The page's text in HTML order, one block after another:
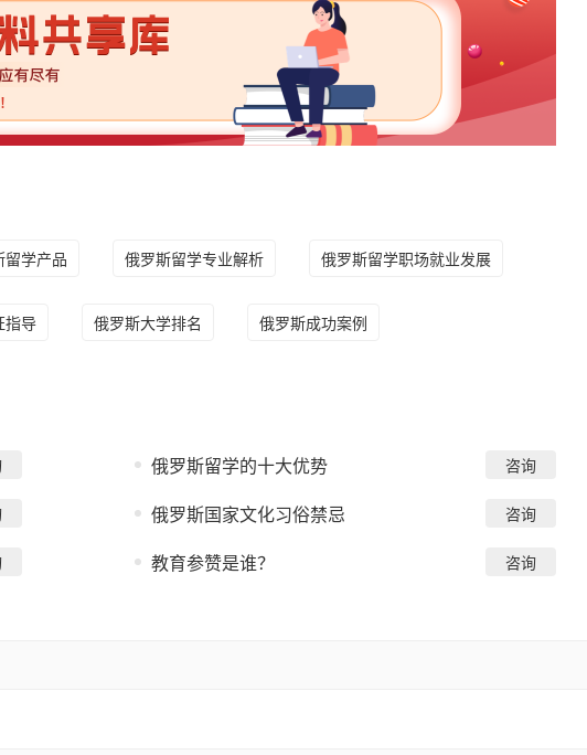
留学产品 俄罗斯留学专业解析 俄罗斯留学职场就业发展
指导 俄罗斯大学排名 俄罗斯成功案例
俄罗斯留学的十大优势 咨询
俄罗斯国家文化习俗禁忌 咨询
教育参赞是谁？ 咨询